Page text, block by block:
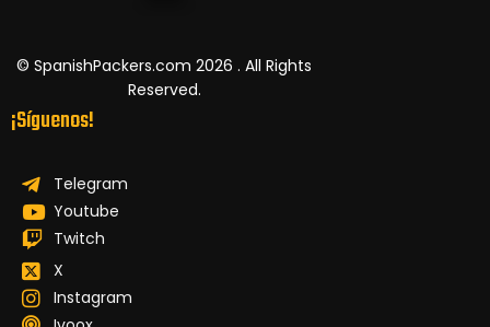
© SpanishPackers.com 2026 . All Rights
Reserved.
¡Síguenos!
Telegram
Youtube
Twitch
X
Instagram